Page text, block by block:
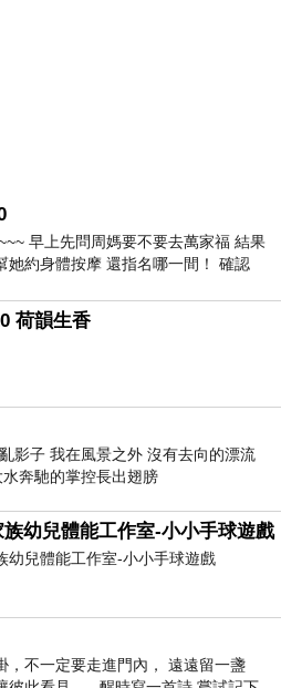
早上先問周媽要不要去萬家福 結果
她約身體按摩 還指名哪一間！ 確認
袋才運轉起來 預約對
荷韻生香
影子 我在風景之外 沒有去向的漂流
奔馳的掌控長出翅膀
族幼兒體能工作室-小小手球遊戲
幼兒體能工作室-小小手球遊戲
，不一定要走進門內， 遠遠留一盞